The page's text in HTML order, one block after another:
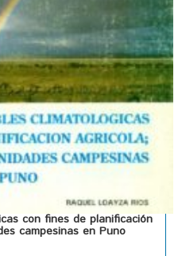
con fines de planificación
campesinas en Puno